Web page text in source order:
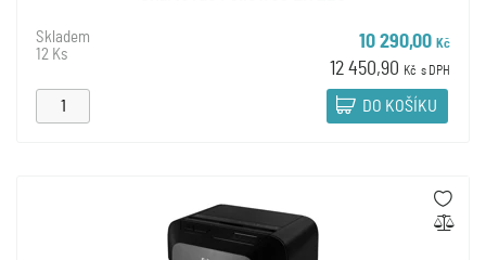
Skladem
12 Ks
10 290,00 Kč
12 450,90 Kč s DPH
DO KOŠÍKU